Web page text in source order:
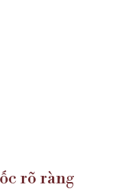
rõ ràng